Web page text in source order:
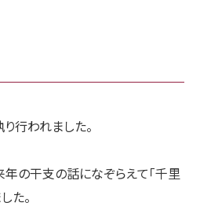
行われました。
の干支の話になぞらえて「千里
た。